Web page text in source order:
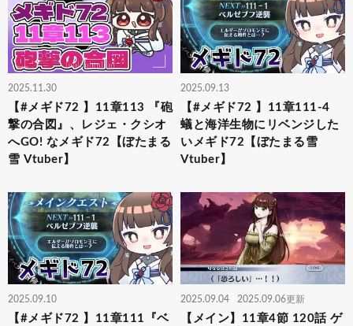
2025.11.30
【#メギド72 】11章113 『砲
撃の合図』、レジェ・クシオ
へGO! なメギド72【ぼたまる
雪 Vtuber】
2025.09.13
【#メギド72 】11章111-4
蟻と海洋生物にリベンジした
いメギド72【ぼたまる雪
Vtuber】
2025.09.10
【#メギド72 】11章111『ベ
2025.09.04 2025.09.06更新
【メイン】11章4節 120話 ゲ